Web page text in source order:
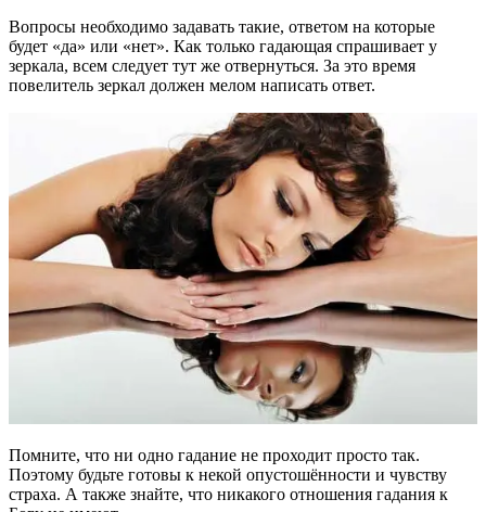
Вопросы необходимо задавать такие, ответом на которые
будет «да» или «нет». Как только гадающая спрашивает у
зеркала, всем следует тут же отвернуться. За это время
повелитель зеркал должен мелом написать ответ.
Помните, что ни одно гадание не проходит просто так.
Поэтому будьте готовы к некой опустошённости и чувству
страха. А также знайте, что никакого отношения гадания к